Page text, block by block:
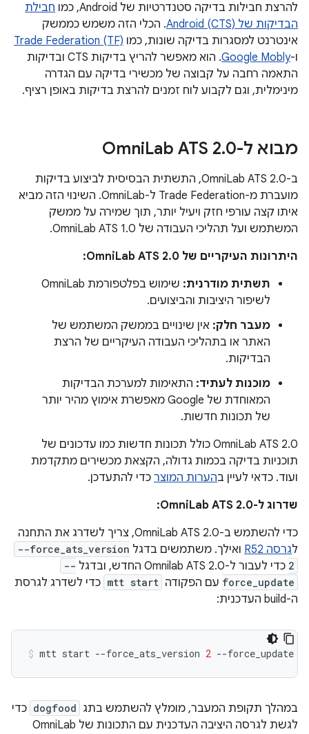
להרצת חבילות בדיקה סטנדרטיות של Android, כמו
חבילת
הבדיקות של Android (CTS)
. הכלי הזה משמש כממשק
אינטרנט למסגרות בדיקה שונות, כמו Trade Federation (TF)
ו-Google Mobly
. הוא מאפשר להריץ בדיקות CTS ובדיקות
התאמה רחבה על קבוצה של מכשירי בדיקה עם הגדרה
מינימלית, וגם לקבוע לוח זמנים להרצת בדיקות באופן רציף.
מבוא ל-Omni Lab ATS 2.0
ב-OmniLab ATS 2.0, התשתית הבסיסית לביצוע בדיקות
מועברת מ-Trade Federation ל-OmniLab. השינוי הזה מביא
איתו קצה עורפי חזק ויעיל יותר, תוך שמירה על ממשק
המשתמש ועל תהליכי העבודה של OmniLab ATS 1.0.
היתרונות העיקריים של OmniLab ATS 2.0:
תשתית מודרנית:
שימוש בפלטפורמת OmniLab
לשיפור היציבות והביצועים.
מעבר חלק: אין שינויים בממשק המשתמש של
האתר או בתהליכי העבודה העיקריים של הרצת
הבדיקות.
מוכנות לעתיד: התאימות למערכת הבדיקות
המאוחדת של Google מאפשרת אימוץ מהיר יותר
של תכונות חדשות.
‫OmniLab ATS 2.0 כולל תכונות חדשות כמו עדכונים של
תוכניות בדיקה בכמות גדולה, הקצאת מכשירים מתקדמת
ועוד. כדאי לעיין בהערות המוצר כדי להתעדכן.
שדרוג ל-OmniLab ATS 2.0:
כדי להשתמש ב-OmniLab ATS 2.0, צריך לשדרג את התחנה
לגרסה R52 ואילך. משתמשים בדגל --force_ats_version
2 כדי לעבור ל-Omnilab ATS 2.0 החדש, ובדגל
--
force_update עם הפקודה mtt start כדי לשדרג לגרסת
ה-build העדכנית:
mtt start --force_ats_version 2
במהלך תקופת המעבר, מומלץ להשתמש בתג dogfood כדי
לגשת לגרסה היציבה העדכנית עם התכונות של OmniLab